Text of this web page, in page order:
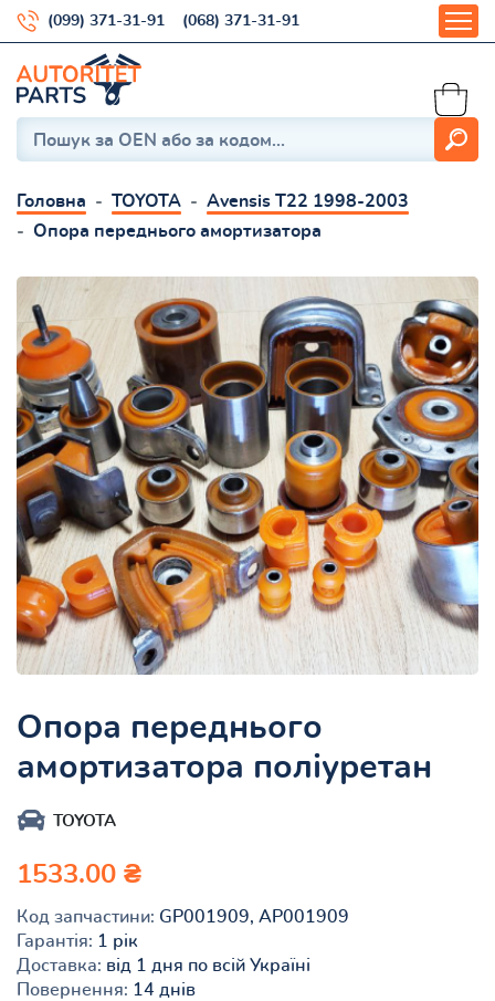
(099) 371-31-91 (068) 371-31-91
Головна TOYOTA
Avensis T22 1998-2003
Опора переднього амортизатора
Опора переднього
амортизатора поліуретан
TOYOTA
1533.00 ₴
Код запчастини: GP001909, AP001909
Гарантія: 1 рік
Доставка: від 1 дня по всій Україні
Повернення: 14 днів